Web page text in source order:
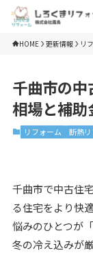
HOME 更新情報 リ
千曲市の
相場と補助
リフォーム 断熱
千曲市で中古住
る住宅をより快
悩みのひとつが
冬の冷え込みが